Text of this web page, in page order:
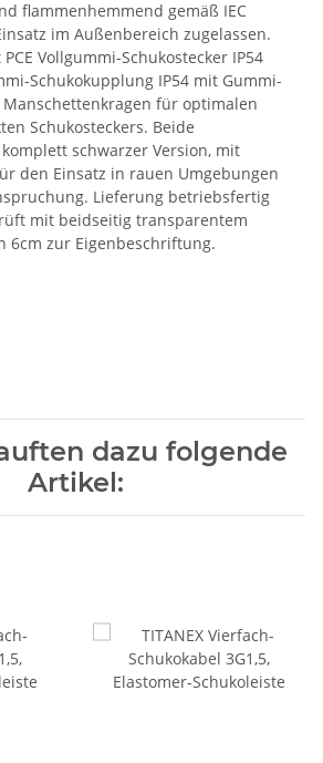
flammenhemmend gemäß IEC
im Außenbereich zugelassen.
Vollgummi-Schukostecker IP54
Schukokupplung IP54 mit Gummi-
für optimalen
Schukosteckers. Beide
schwarzer Version, mit
den Einsatz in rauen Umgebungen
Lieferung betriebsfertig
mit beidseitig transparentem
6cm zur Eigenbeschriftung.
dazu folgende
Artikel: